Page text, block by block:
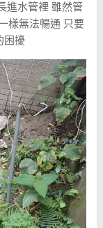
進水管裡 雖然管
樣無法暢通 只要
困擾